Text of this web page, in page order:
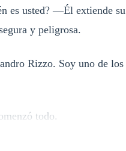
es usted? —Él extiende su
y peligrosa.
Rizzo. Soy uno de los
todo.